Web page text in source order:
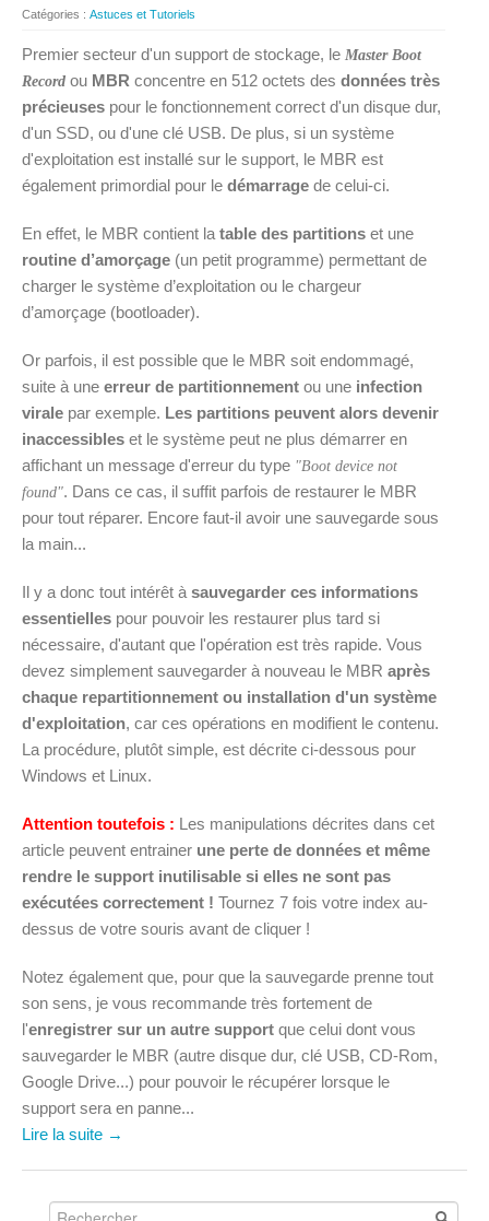
Catégories : Astuces et Tutoriels
Premier secteur d'un support de stockage, le Master Boot
Record ou MBR concentre en 512 octets des données très
précieuses pour le fonctionnement correct d'un disque dur,
d'un SSD, ou d'une clé USB. De plus, si un système
d'exploitation est installé sur le support, le MBR est
également primordial pour le démarrage de celui-ci.
En effet, le MBR contient la table des partitions et une
routine d’amorçage (un petit programme) permettant de
charger le système d’exploitation ou le chargeur
d’amorçage (bootloader).
Or parfois, il est possible que le MBR soit endommagé,
suite à une erreur de partitionnement ou une infection
virale par exemple. Les partitions peuvent alors devenir
inaccessibles et le système peut ne plus démarrer en
affichant un message d'erreur du type "Boot device not
found". Dans ce cas, il suffit parfois de restaurer le MBR
pour tout réparer. Encore faut-il avoir une sauvegarde sous
la main...
Il y a donc tout intérêt à sauvegarder ces informations
essentielles pour pouvoir les restaurer plus tard si
nécessaire, d'autant que l'opération est très rapide. Vous
devez simplement sauvegarder à nouveau le MBR après
chaque repartitionnement ou installation d'un système
d'exploitation, car ces opérations en modifient le contenu.
La procédure, plutôt simple, est décrite ci-dessous pour
Windows et Linux.
Attention toutefois : Les manipulations décrites dans cet
article peuvent entrainer une perte de données et même
rendre le support inutilisable si elles ne sont pas
exécutées correctement ! Tournez 7 fois votre index au-
dessus de votre souris avant de cliquer !
Notez également que, pour que la sauvegarde prenne tout
son sens, je vous recommande très fortement de
l'enregistrer sur un autre support que celui dont vous
sauvegarder le MBR (autre disque dur, clé USB, CD-Rom,
Google Drive...) pour pouvoir le récupérer lorsque le
support sera en panne...
Lire la suite →